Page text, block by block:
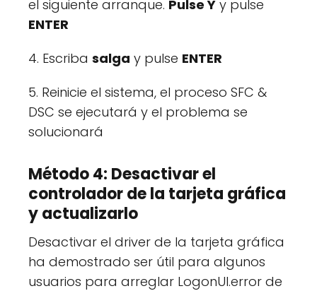
el siguiente arranque. Pulse Y y pulse
ENTER
4. Escriba salga y pulse ENTER
5. Reinicie el sistema, el proceso SFC &
DSC se ejecutará y el problema se
solucionará
Método 4: Desactivar el
controlador de la tarjeta gráfica
y actualizarlo
Desactivar el driver de la tarjeta gráfica
ha demostrado ser útil para algunos
usuarios para arreglar LogonUI.error de